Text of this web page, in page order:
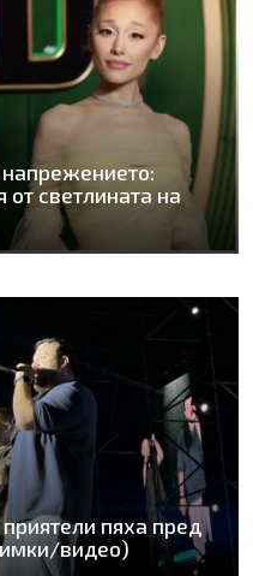
от светлината на
пяха пред
видео)